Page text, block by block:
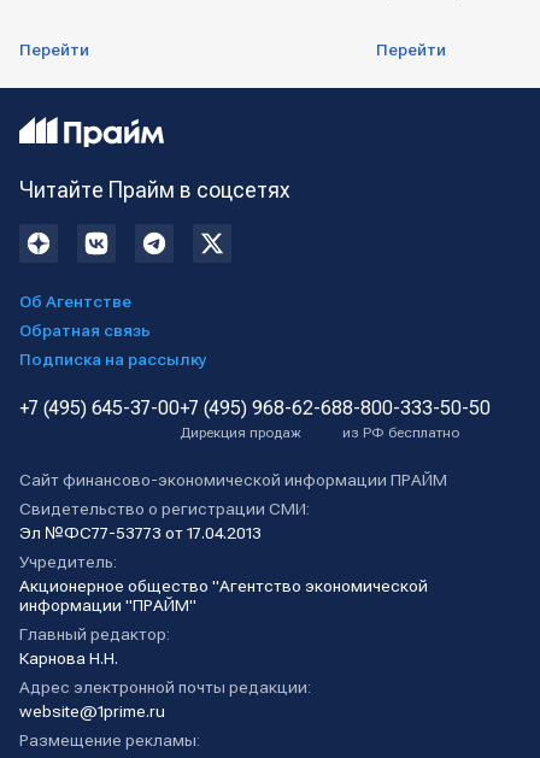
Перейти Перейти
Читайте Прайм в соцсетях
Об Агентстве
Обратная связь
Подписка на рассылку
+7 (495) 645-37-00+7 (495) 968-62-68
Дирекция продаж
8-800-333-50-50
из РФ бесплатно
Сайт финансово-экономической информации ПРАЙМ
Свидетельство о регистрации СМИ:
Эл №ФС77-53773 от 17.04.2013
Учредитель:
Акционерное общество "Агентство экономической
информации "ПРАЙМ"
Главный редактор:
Карнова Н.Н.
Адрес электронной почты редакции:
website@1prime.ru
Размещение рекламы: